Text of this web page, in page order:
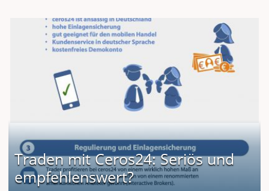
Traden mit Ceros24: Seriös und
empfehlenswert?